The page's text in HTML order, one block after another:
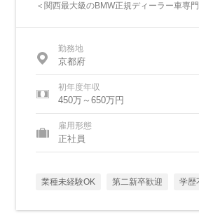
＜関西最大級のBMW正規ディーラー車専
勤務地
京都府
初年度年収
450万～650万円
雇用形態
正社員
業種未経験OK 第二新卒歓迎 学歴